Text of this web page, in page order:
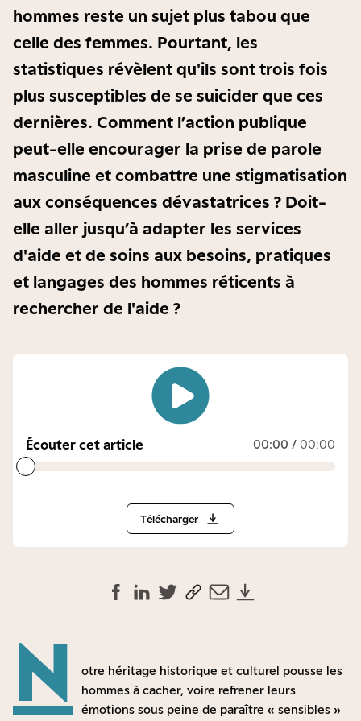
hommes reste un sujet plus tabou que
celle des femmes. Pourtant, les
statistiques révèlent qu'ils sont trois fois
plus susceptibles de se suicider que ces
dernières. Comment l’action publique
peut-elle encourager la prise de parole
masculine et combattre une stigmatisation
aux conséquences dévastatrices ? Doit-
elle aller jusqu’à adapter les services
d'aide et de soins aux besoins, pratiques
et langages des hommes réticents à
rechercher de l'aide ?
Écouter cet article 00:00 / 00:00
Télécharger
N
otre héritage historique et culturel pousse les
hommes à cacher, voire refrener leurs
émotions sous peine de paraître « sensibles »